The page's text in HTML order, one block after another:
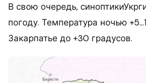
В свою очередь,
погоду. Температура ночью
Закарпатье до +30 градусов.